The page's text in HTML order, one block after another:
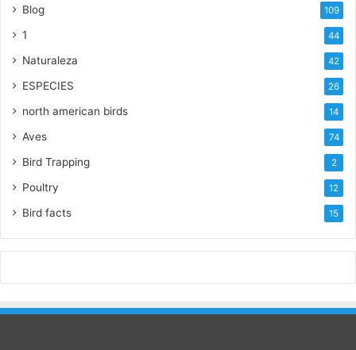
Blog 109
1 44
Naturaleza 42
ESPECIES 26
north american birds 14
Aves 74
Bird Trapping 2
Poultry 12
Bird facts 15